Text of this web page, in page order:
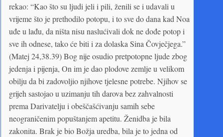
rekao: “Kao što su ljudi jeli i pili, ženili se i udavali u
vrijeme što je prethodilo potopu, i to sve do dana kad Noa
uđe u lađu, da ništa nisu naslućivali dok ne dođe potop i
sve ih odnese, tako će biti i za dolaska Sina Čovječjega.”
(Matej 24,38.39) Bog nije osudio pretpotopne ljude zbog
jedenja i pijenja, On im je dao plodove zemlje u velikom
obilju da bi zadovoljio njihove tjelesne potrebe. Njihov se
grijeh sastojao u uzimanju tih darova bez zahvalnosti
prema Darivatelju i obeščašćivanju samih sebe
neograničenim popuštanjem apetitu. Ženidba je bila
zakonita. Brak je bio Božja uredba, bila je to jedna od